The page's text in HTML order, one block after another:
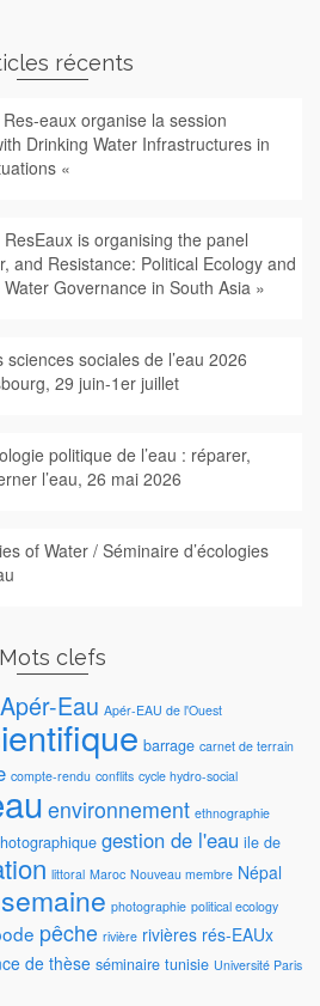
récents
eaux organise la session
Drinking Water Infrastructures in
«
is organising the panel
and Resistance: Political Ecology and
Governance in South Asia »
sciences sociales de l’eau 2026
29 juin-1er juillet
politique de l’eau : réparer,
l’eau, 26 mai 2026
of Water / Séminaire d’écologies
Mots clefs
Apér-Eau Apér-EAU de l'Ouest
barrage carnet de terrain
compte-rendu conflits cycle hydro-social
environnement ethnographie
gestion de l'eau ile de
littoral Maroc Nouveau membre Népal
photographie political ecology
pêche rivière rivières rés-EAUx
de thèse séminaire tunisie Université Paris